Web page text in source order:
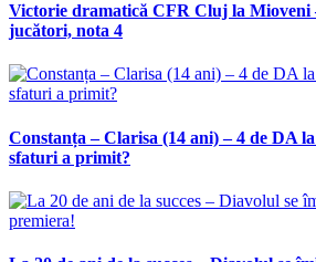
Victorie dramatică CFR Cluj la Mioveni
jucători, nota 4
Constanța – Clarisa (14 ani) – 4 de DA
sfaturi a primit?